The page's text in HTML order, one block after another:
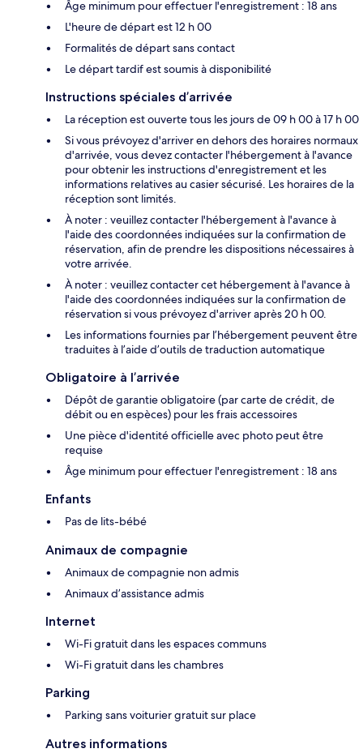
Âge minimum pour effectuer l'enregistrement : 18 ans
L'heure de départ est 12 h 00
Formalités de départ sans contact
Le départ tardif est soumis à disponibilité
Instructions spéciales d’arrivée
La réception est ouverte tous les jours de 09 h 00 à 17 h 00
Si vous prévoyez d'arriver en dehors des horaires normaux
d'arrivée, vous devez contacter l'hébergement à l'avance
pour obtenir les instructions d'enregistrement et les
informations relatives au casier sécurisé. Les horaires de la
réception sont limités.
À noter : veuillez contacter l'hébergement à l'avance à
l'aide des coordonnées indiquées sur la confirmation de
réservation, afin de prendre les dispositions nécessaires à
votre arrivée.
À noter : veuillez contacter cet hébergement à l'avance à
l'aide des coordonnées indiquées sur la confirmation de
réservation si vous prévoyez d'arriver après 20 h 00.
Les informations fournies par l’hébergement peuvent être
traduites à l’aide d’outils de traduction automatique
Obligatoire à l’arrivée
Dépôt de garantie obligatoire (par carte de crédit, de
débit ou en espèces) pour les frais accessoires
Une pièce d'identité officielle avec photo peut être
requise
Âge minimum pour effectuer l'enregistrement : 18 ans
Enfants
Pas de lits-bébé
Animaux de compagnie
Animaux de compagnie non admis
Animaux d’assistance admis
Internet
Wi-Fi gratuit dans les espaces communs
Wi-Fi gratuit dans les chambres
Parking
Parking sans voiturier gratuit sur place
Autres informations